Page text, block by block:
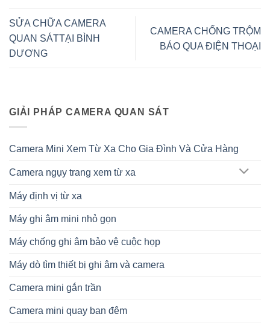
SỬA CHỮA CAMERA
QUAN SÁTTẠI BÌNH
DƯƠNG
CAMERA CHỐNG TRỘM
BÁO QUA ĐIỆN THOẠI
GIẢI PHÁP CAMERA QUAN SÁT
Camera Mini Xem Từ Xa Cho Gia Đình Và Cửa Hàng
Camera ngụy trang xem từ xa
Máy định vị từ xa
Máy ghi âm mini nhỏ gọn
Máy chống ghi âm bảo vệ cuộc họp
Máy dò tìm thiết bị ghi âm và camera
Camera mini gắn trần
Camera mini quay ban đêm